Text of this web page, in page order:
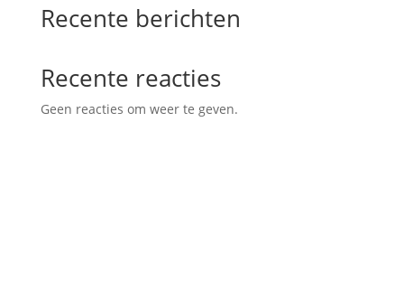
Recente berichten
Recente reacties
Geen reacties om weer te geven.